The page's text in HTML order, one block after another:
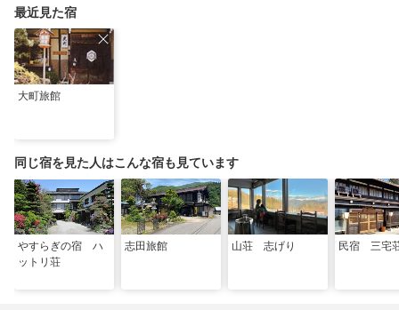
最近見た宿
大町旅館
同じ宿を見た人はこんな宿も見ています
やすらぎの宿 ハ
ットリ荘
志田旅館 山荘 志げり 民宿 三宅